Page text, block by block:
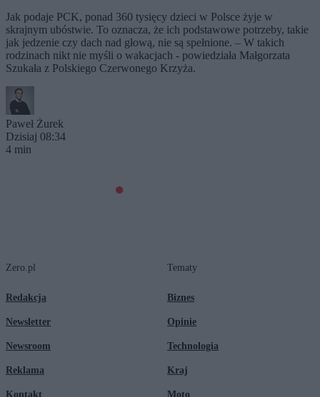
Jak podaje PCK, ponad 360 tysięcy dzieci w Polsce żyje w
skrajnym ubóstwie. To oznacza, że ich podstawowe potrzeby, takie
jak jedzenie czy dach nad głową, nie są spełnione. – W takich
rodzinach nikt nie myśli o wakacjach - powiedziała Małgorzata
Szukała z Polskiego Czerwonego Krzyża.
Paweł Żurek
Dzisiaj 08:34
4 min
Zero.pl
Redakcja
Newsletter
Newsroom
Reklama
Kontakt
Tematy
Biznes
Opinie
Technologia
Kraj
Moto